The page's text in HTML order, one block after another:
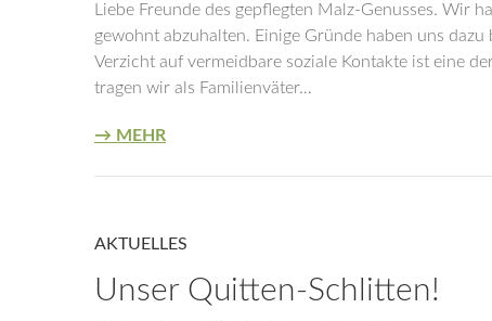
Liebe Freunde des gepflegten Malz-Genusses. Wir
gewohnt abzuhalten. Einige Gründe haben uns
Verzicht auf vermeidbare soziale Kontakte ist eine
tragen wir als Familienväter…
→ MEHR
AKTUELLES
Unser Quitten-Schlitten!